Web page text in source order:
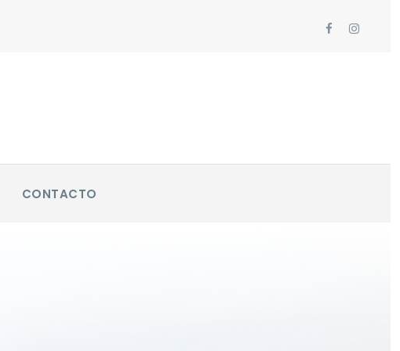
CONTACTO